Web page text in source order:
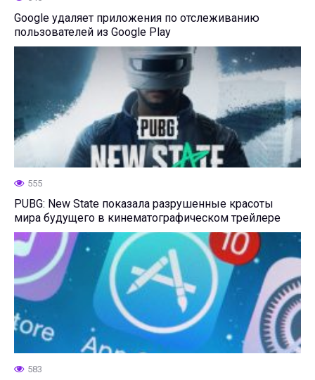
Google удаляет приложения по отслеживанию
пользователей из Google Play
555
PUBG: New State показала разрушенные красоты
мира будущего в кинематографическом трейлере
583